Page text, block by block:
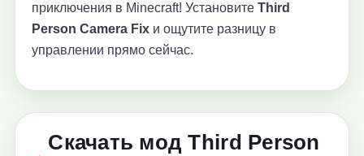
приключения в Minecraft! Установите Third
Person Camera Fix и ощутите разницу в
управлении прямо сейчас.
Скачать мод Third Person